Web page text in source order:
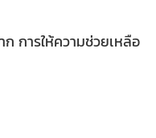
การให้ความช่วยเหลือ